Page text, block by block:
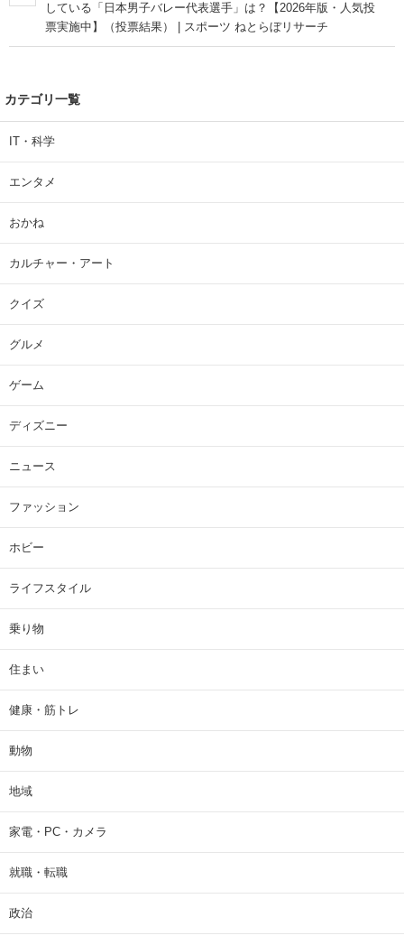
している「日本男子バレー代表選手」は？【2026年版・人気投
票実施中】（投票結果） | スポーツ ねとらぼリサーチ
カテゴリ一覧
IT・科学
エンタメ
おかね
カルチャー・アート
クイズ
グルメ
ゲーム
ディズニー
ニュース
ファッション
ホビー
ライフスタイル
乗り物
住まい
健康・筋トレ
動物
地域
家電・PC・カメラ
就職・転職
政治